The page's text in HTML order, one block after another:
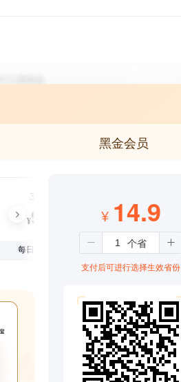
黑金会员
3个月
¥99
每日仅1.08元
¥ 14.9
支付后可进行选择生效省份